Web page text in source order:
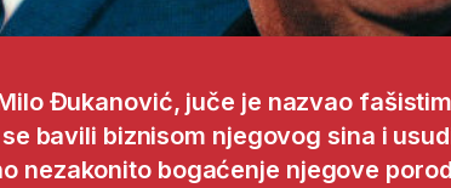
Đukanović, juče je nazvao
bavili biznisom njegovog sina i
nezakonito bogaćenje njegove